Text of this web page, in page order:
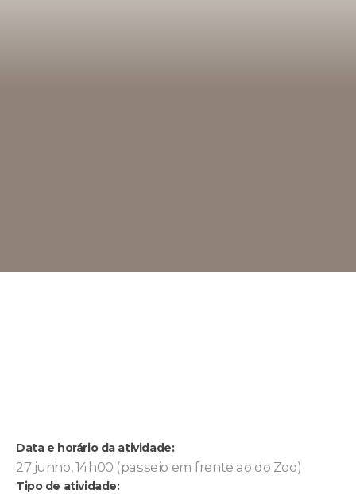
Data e horário da atividade:
27 junho, 14h00 (passeio em frente ao do Zoo)
Tipo de atividade: